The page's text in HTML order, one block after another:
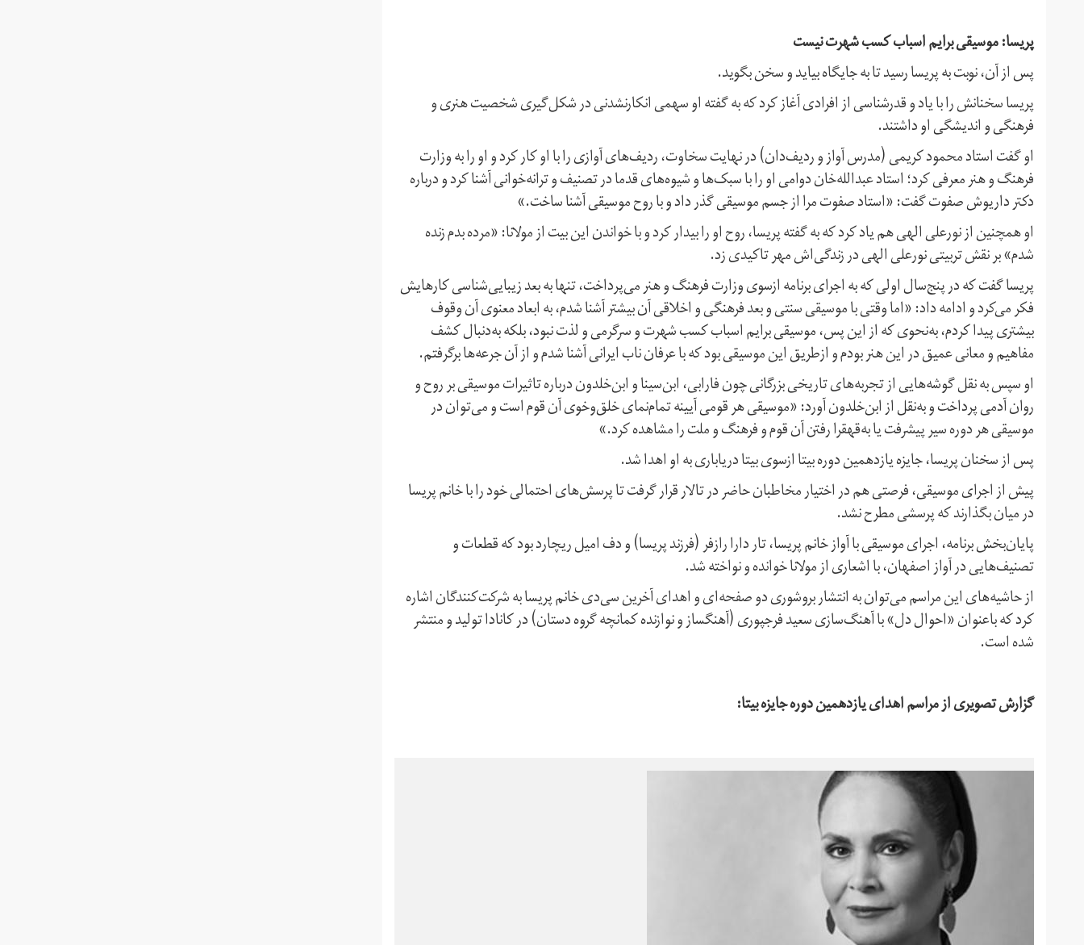
پریسا: موسیقی برایم اسباب کسب شهرت نیست
پس از آن، نوبت به پریسا رسید تا به جایگاه بیاید و سخن بگوید.
پریسا سخنانش را با یاد و قدرشناسی از افرادی آغاز کرد که به گفته او سهمی انکارنشدنی در شکل‌گیری شخصیت هنری و
فرهنگی و اندیشگی او داشتند.
او گفت استاد محمود کریمی (مدرس آواز و ردیف‌دان) در نهایت سخاوت، ردیف‌های آوازی را با او کار کرد و او را به وزارت
فرهنگ و هنر معرفی کرد؛ استاد عبدالله‌خان دوامی او را با سبک‌ها و شیوه‌های قدما در تصنیف‌ و ترانه‌خوانی‌ آشنا کرد و درباره
دکتر داریوش صفوت گفت: «استاد صفوت مرا از جسم موسیقی گذر داد و با روح موسیقی آشنا ساخت.»
او همچنین از نورعلی الهی هم یاد کرد که به گفته پریسا، روح او را بیدار کرد و با خواندن این بیت از مولانا:‌ «مرده بدم زنده
شدم» بر نقش تربیتی نورعلی الهی در زندگی‌اش مهر تاکیدی زد.
پریسا گفت که در پنج‌سال اولی که به اجرای برنامه از‌سوی وزارت فرهنگ و هنر می‌پرداخت، تنها به بعد زیبایی‌شناسی کارهایش
فکر می‌کرد و ادامه داد: «اما وقتی با موسیقی سنتی و بعد فرهنگی و اخلاقی آن بیشتر آشنا شدم، به ابعاد معنوی آن وقوف
بیشتری پیدا کردم، به‌نحوی که از این پس، موسیقی برایم اسباب کسب شهرت و سرگرمی و لذت نبود، بلکه به‌دنبال کشف
مفاهیم و معانی عمیق در این هنر بودم و ازطریق این موسیقی بود که با عرفان ناب ایرانی آشنا شدم و از آن جرعه‌ها برگرفتم.
او سپس به نقل گوشه‌هایی از تجربه‌های تاریخی بزرگانی چون فارابی،‌ ابن‌سینا و ابن‌خلدون درباره تاثیرات موسیقی بر روح و
روان آدمی پرداخت و به‌نقل از ابن‌خلدون آورد: «موسیقی هر قومی آیینه تمام‌نمای خلق‌وخوی آن قوم است و می‌توان در
موسیقی هر دوره سیر پیشرفت یا به‌قهقرا رفتن آن قوم و فرهنگ و ملت را مشاهده کرد.»
پس از سخنان پریسا، جایزه یازدهمین دوره بیتا ازسوی بیتا دریاباری به او اهدا شد.
پیش از اجرای موسیقی، فرصتی هم در اختیار مخاطبان حاضر در تالار قرار گرفت تا پرسش‌های احتمالی خود را با خانم پریسا
در میان بگذارند که پرسشی مطرح نشد.
پایان‌بخش برنامه، اجرای موسیقی با آواز خانم پریسا، تار دارا رازفر (فرزند پریسا) و دف امیل ریچارد بود که قطعات و
تصنیف‌هایی در آواز اصفهان، با اشعاری از مولانا خوانده و نواخته شد.
از حاشیه‌های این مراسم می‌توان به انتشار بروشوری دو صفحه‌ای و اهدای آخرین سی‌دی خانم پریسا به شرکت‌کنندگان اشاره
کرد که باعنوان «احوال دل» با آهنگ‌سازی سعید فرجپوری (‌آهنگساز و نوازنده کمانچه گروه دستان) در کانادا تولید و منتشر
شده است.
گزارش تصویری از مراسم اهدای یازدهمین دوره جایزه بیتا: